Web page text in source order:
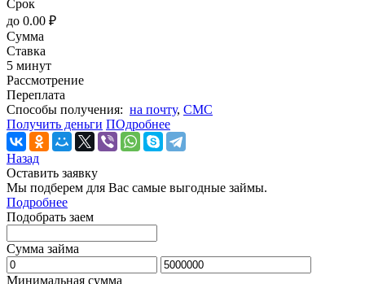
Срок
до 0.00 ₽
Сумма
Ставка
5 минут
Рассмотрение
Переплата
Cпособы получения: на почту, СМС
Получить деньги ПОдробнее
Назад
Оставить заявку
Мы подберем для Вас самые выгодные займы.
Подробнее
Подобрать заем
Сумма займа
Минимальная сумма